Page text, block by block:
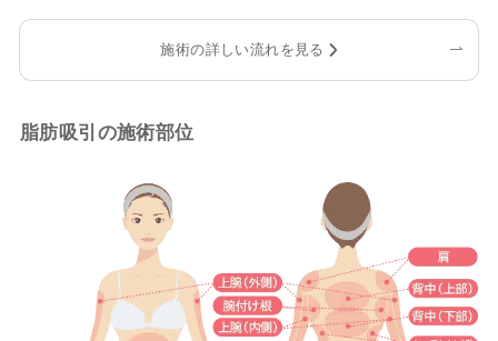
施術の詳しい流れを見る
脂肪吸引の施術部位